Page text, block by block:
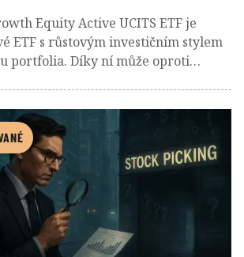
Equity Active UCITS ETF je
ETF s růstovým investičním stylem
portfolia. Díky ní může oproti
kritéria udržitelnosti ESG. Většinu
toto ETF do sektoru informačních
aktuálně nadvažuje finance nebo
Za svou krátkou existenci od
držet krok s benchmarkem a
průměr fondové konkurence.